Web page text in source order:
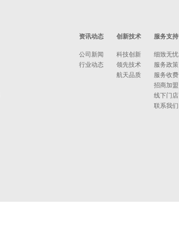
资讯动态
公司新闻
行业动态
创新技术
科技创新
领先技术
航天品质
服务支持
细致无忧
服务政策
服务收费
招商加盟
线下门店
联系我们